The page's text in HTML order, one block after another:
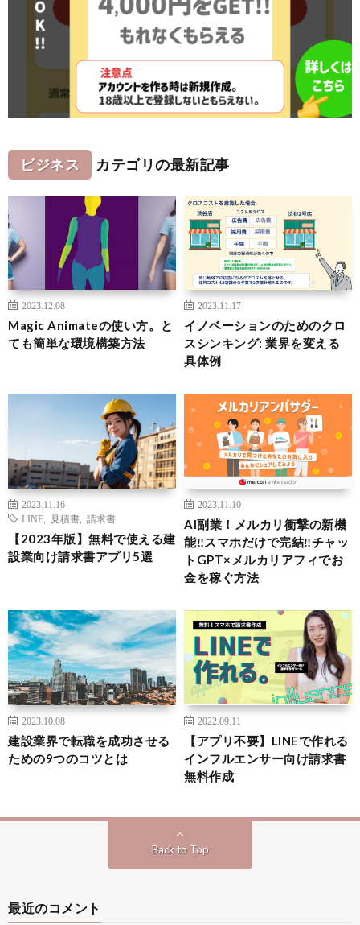
ビジネス カテゴリの最新記事
2023.12.08
Magic Animateの使い方。と
ても簡単な環境構築方法
2023.11.17
イノベーションのためのクロ
スシンキング: 業界を変える
具体例
2023.11.16
LINE
見積書 請求書
【2023年版】無料で使える建
設業向け請求書アプリ5選
2023.11.10
AI副業！メルカリ衝撃の新機
能‼️スマホだけで完結‼️チャッ
トGPT×メルカリアフィでお
金を稼ぐ方法
2023.10.08
建設業界で転職を成功させる
ための9つのコツとは
2022.09.11
【アプリ不要】LINEで作れる
インフルエンサー向け請求書
無料作成
Back to Top
最近のコメント